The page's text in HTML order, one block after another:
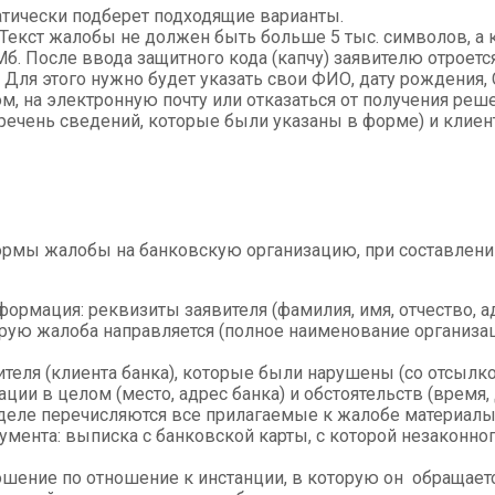
подберет подходящие варианты.
жалобы не должен быть больше 5 тыс. символов,
ввода защитного кода (капчу) заявителю
этого нужно будет указать свои ФИО, дату
на электронную почту или отказаться от получения
сведений, которые были указаны в форме) и
жалобы на банковскую организацию, при
реквизиты заявителя (фамилия, имя, отчество,
жалоба направляется (полное наименование
(клиента банка), которые были нарушены (со
в целом (место, адрес банка) и обстоятельств (время,
перечисляются все прилагаемые к жалобе
выписка с банковской карты, с которой
по отношение к инстанции, в которую он